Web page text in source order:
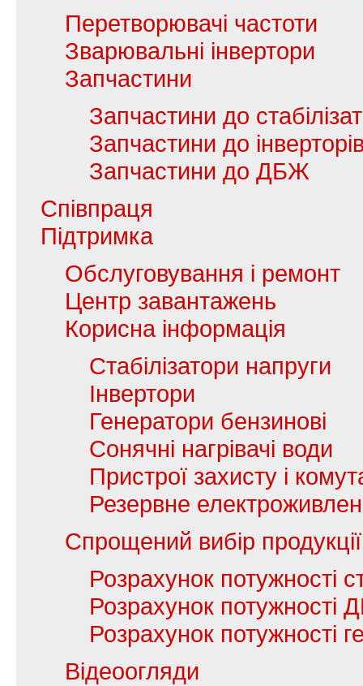
Перетворювачі частоти
Зварювальні інвертори
Запчастини
Запчастини до
Запчастини до
Запчастини до ДБЖ
Співпраця
Підтримка
Обслуговування і ремонт
Центр завантажень
Корисна інформація
Стабілізатори напруги
Інвертори
Генератори бензинові
Сонячні нагрівачі води
Пристрої захисту і
Резервне
Спрощений вибір продукції
Розрахунок потужності
Розрахунок потужності
Розрахунок потужності
Відеоогляди